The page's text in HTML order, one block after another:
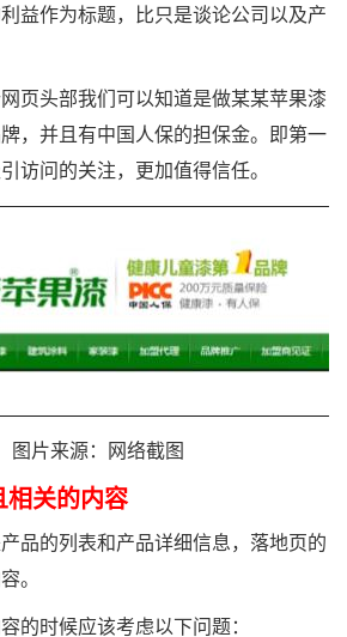
益作为标题，比只是谈论公司以及产
头部我们可以知道是做某某苹果漆
，并且有中国人保的担保金。即第一
访问的关注，更加值得信任。
片来源：网络截图
相关的内容
的列表和产品详细信息，落地页的
。
时候应该考虑以下问题：